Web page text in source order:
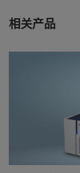
相关产品